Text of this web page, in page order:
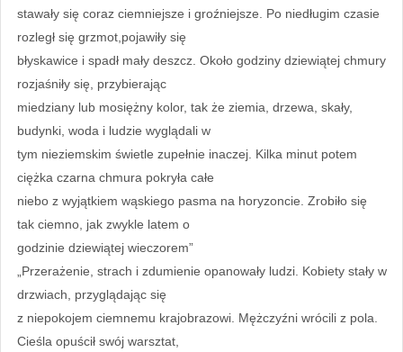
stawały się coraz ciemniejsze i groźniejsze. Po niedługim czasie
rozległ się grzmot,pojawiły się
błyskawice i spadł mały deszcz. Około godziny dziewiątej chmury
rozjaśniły się, przybierając
miedziany lub mosiężny kolor, tak że ziemia, drzewa, skały,
budynki, woda i ludzie wyglądali w
tym nieziemskim świetle zupełnie inaczej. Kilka minut potem
ciężka czarna chmura pokryła całe
niebo z wyjątkiem wąskiego pasma na horyzoncie. Zrobiło się
tak ciemno, jak zwykle latem o
godzinie dziewiątej wieczorem”
„Przerażenie, strach i zdumienie opanowały ludzi. Kobiety stały w
drzwiach, przyglądając się
z niepokojem ciemnemu krajobrazowi. Mężczyźni wrócili z pola.
Cieśla opuścił swój warsztat,